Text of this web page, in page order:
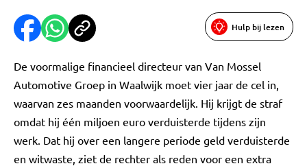
Hulp bij lezen
De voormalige financieel directeur van Van Mossel
Automotive Groep in Waalwijk moet vier jaar de cel in,
waarvan zes maanden voorwaardelijk. Hij krijgt de straf
omdat hij één miljoen euro verduisterde tijdens zijn
werk. Dat hij over een langere periode geld verduisterde
en witwaste, ziet de rechter als reden voor een extra